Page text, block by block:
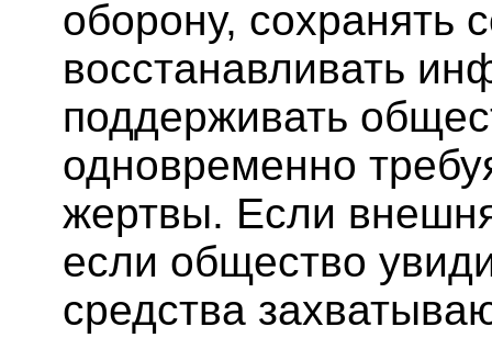
оборону, сохранять
восстанавливать
поддерживать
одновременно
жертвы. Если
если общество
средства